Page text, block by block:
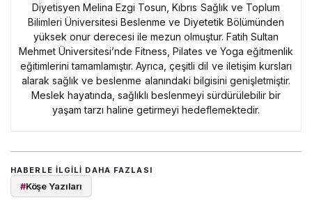
Diyetisyen Melina Ezgi Tosun, Kıbrıs Sağlık ve Toplum
Bilimleri Üniversitesi Beslenme ve Diyetetik Bölümünden
yüksek onur derecesi ile mezun olmuştur. Fatih Sultan
Mehmet Üniversitesi’nde Fitness, Pilates ve Yoga eğitmenlik
eğitimlerini tamamlamıştır. Ayrıca, çeşitli dil ve iletişim kursları
alarak sağlık ve beslenme alanındaki bilgisini genişletmiştir.
Meslek hayatında, sağlıklı beslenmeyi sürdürülebilir bir
yaşam tarzı haline getirmeyi hedeflemektedir.
HABERLE ILGILI DAHA FAZLASI
#Köşe Yazıları